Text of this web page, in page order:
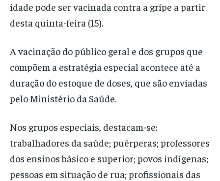
idade pode ser vacinada contra a gripe a partir
desta quinta-feira (15).
A vacinação do público geral e dos grupos que
compõem a estratégia especial acontece até a
duração do estoque de doses, que são enviadas
pelo Ministério da Saúde.
Nos grupos especiais, destacam-se:
trabalhadores da saúde; puérperas; professores
dos ensinos básico e superior; povos indígenas;
pessoas em situação de rua; profissionais das